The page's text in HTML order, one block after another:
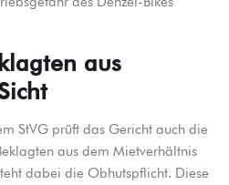
aus
StVG prüft das Gericht auch die
aus dem Mietverhältnis
dabei die Obhutspflicht. Diese